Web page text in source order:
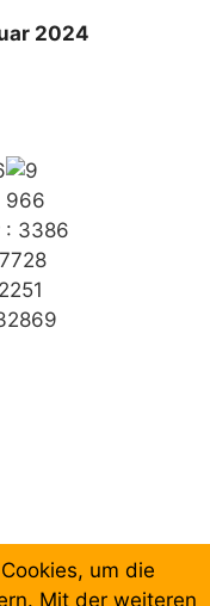
2024
966
: 3386
der Beiträge
um die
Mit der weiteren